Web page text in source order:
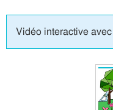
Vidéo interactive